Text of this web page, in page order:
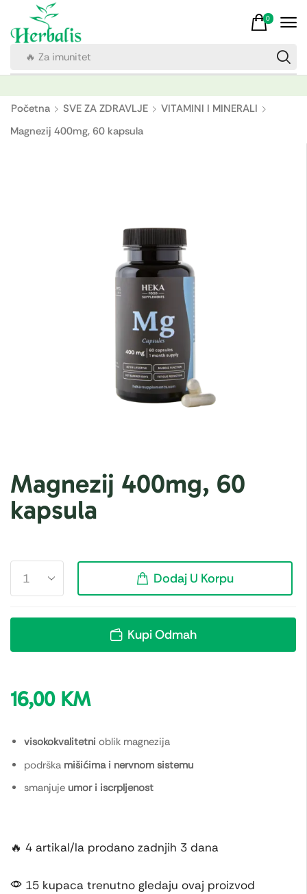
🔥 Za imunitet
0
Početna SVE ZA ZDRAVLJE
VITAMINI I MINERALI
Magnezij 400mg, 60 kapsula
Magnezij 400mg, 60
kapsula
Dodaj U Korpu
Kupi Odmah
16,00 KM
visokokvalitetni oblik magnezija
podrška mišićima i nervnom sistemu
smanjuje umor i iscrpljenost
🔥 4 artikal/la prodano zadnjih 3 dana
15 kupaca trenutno gledaju ovaj proizvod